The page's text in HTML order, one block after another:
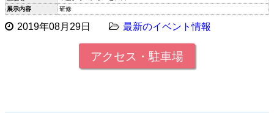
展示内容
研修
2019年08月29日 最新のイベント情報
アクセス・駐車場